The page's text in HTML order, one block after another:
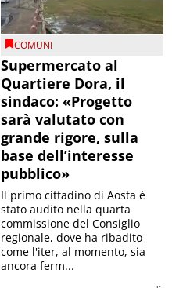
COMUNI
Supermercato al
Quartiere Dora, il
sindaco: «Progetto
sarà valutato con
grande rigore, sulla
base dell’interesse
pubblico»
Il primo cittadino di Aosta è
stato audito nella quarta
commissione del Consiglio
regionale, dove ha ribadito
come l'iter, al momento, sia
ancora ferm...